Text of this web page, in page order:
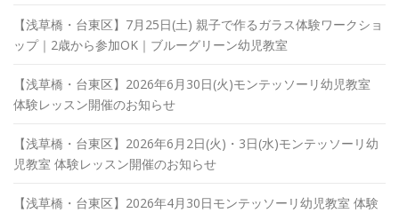
【浅草橋・台東区】7月25日(土) 親子で作るガラス体験ワークショ
ップ｜2歳から参加OK｜ブルーグリーン幼児教室
【浅草橋・台東区】2026年6月30日(火)モンテッソーリ幼児教室
体験レッスン開催のお知らせ
【浅草橋・台東区】2026年6月2日(火)・3日(水)モンテッソーリ幼
児教室 体験レッスン開催のお知らせ
【浅草橋・台東区】2026年4月30日モンテッソーリ幼児教室 体験